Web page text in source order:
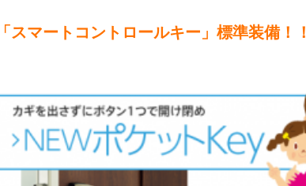
「スマートコントロールキー」標準装備！！